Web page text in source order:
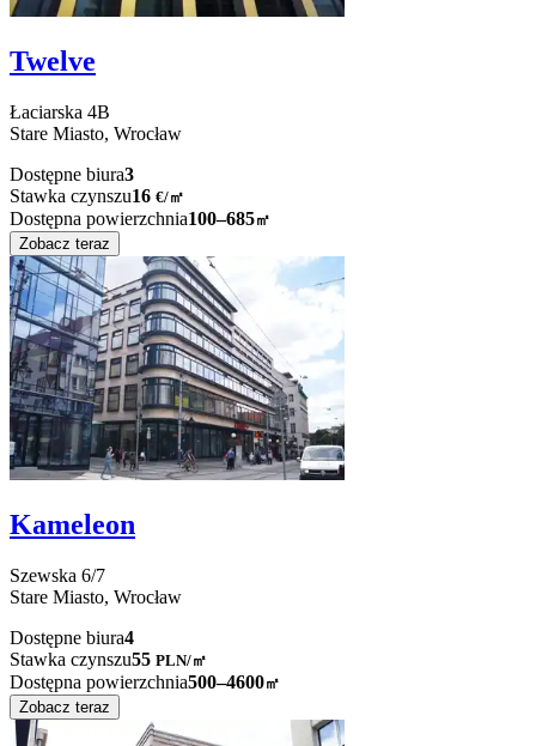
Twelve
Łaciarska 4B
Stare Miasto, Wrocław
Dostępne biura3
Stawka czynszu16 €/㎡
Dostępna powierzchnia100–685㎡
Zobacz teraz
Kameleon
Szewska 6/7
Stare Miasto, Wrocław
Dostępne biura4
Stawka czynszu55 PLN/㎡
Dostępna powierzchnia500–4600㎡
Zobacz teraz